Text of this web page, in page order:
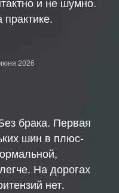
2026
брака. Первая
шин в плюс-
На дорогах
нет.